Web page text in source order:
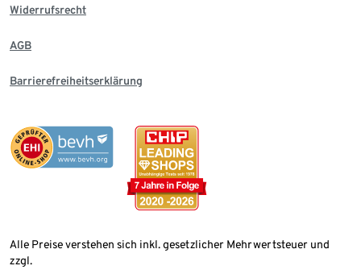
Widerrufsrecht
AGB
Barrierefreiheitserklärung
Alle Preise verstehen sich inkl. gesetzlicher Mehrwertsteuer und
zzgl.